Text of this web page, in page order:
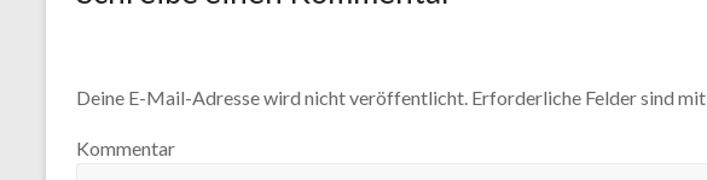
Deine E-Mail-Adresse wird nicht veröffentlicht. Erforderliche Felder sind mit
Kommentar